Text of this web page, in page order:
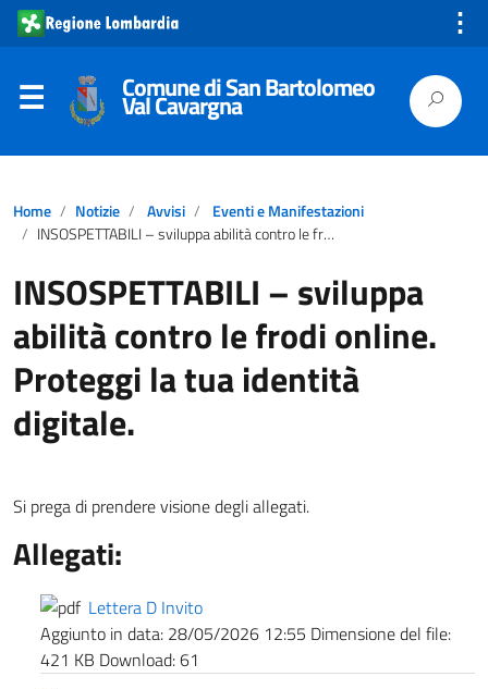
⋮
Comune di San Bartolomeo
Val Cavargna
Home Notizie Avvisi
Eventi e Manifestazioni
INSOSPETTABILI – sviluppa abilità contro le frodi online. Proteggi la tua identità digitale.
INSOSPETTABILI – sviluppa
abilità contro le frodi online.
Proteggi la tua identità
digitale.
Si prega di prendere visione degli allegati.
Allegati:
Lettera D Invito
Aggiunto in data: 28/05/2026 12:55 Dimensione del file:
421 KB Download:61